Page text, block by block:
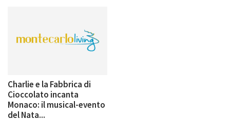
Charlie e la Fabbrica di
Cioccolato incanta
Monaco: il musical-evento
del Nata...